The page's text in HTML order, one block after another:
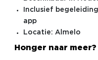
Inclusief
app
Locatie: Almelo
Honger naar meer?